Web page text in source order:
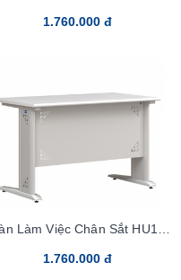
1.760.000 đ
Làm Việc Chân Sắt HU12
1.760.000 đ